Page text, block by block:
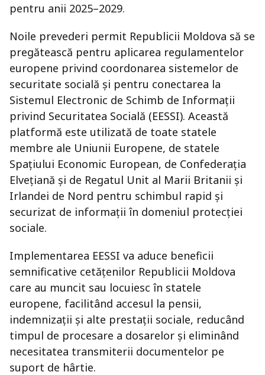
pentru anii 2025–2029.
Noile prevederi permit Republicii Moldova să se
pregătească pentru aplicarea regulamentelor
europene privind coordonarea sistemelor de
securitate socială și pentru conectarea la
Sistemul Electronic de Schimb de Informații
privind Securitatea Socială (EESSI). Această
platformă este utilizată de toate statele
membre ale Uniunii Europene, de statele
Spațiului Economic European, de Confederația
Elvețiană și de Regatul Unit al Marii Britanii și
Irlandei de Nord pentru schimbul rapid și
securizat de informații în domeniul protecției
sociale.
Implementarea EESSI va aduce beneficii
semnificative cetățenilor Republicii Moldova
care au muncit sau locuiesc în statele
europene, facilitând accesul la pensii,
indemnizații și alte prestații sociale, reducând
timpul de procesare a dosarelor și eliminând
necesitatea transmiterii documentelor pe
suport de hârtie.